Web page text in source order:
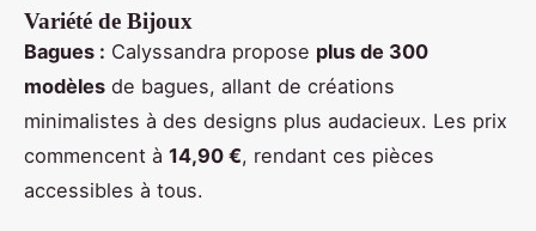
Variété de Bijoux
Bagues : Calyssandra propose plus de 300
modèles de bagues, allant de créations
minimalistes à des designs plus audacieux. Les prix
commencent à 14,90 €, rendant ces pièces
accessibles à tous.